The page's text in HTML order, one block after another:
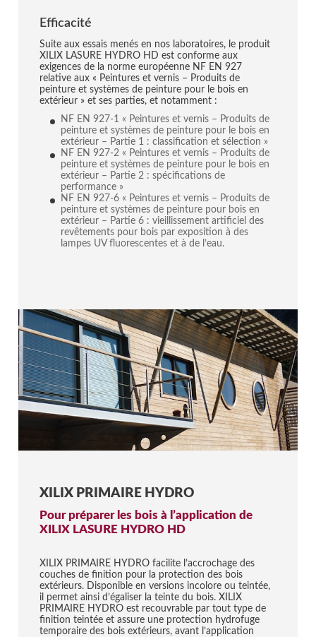
XILIX PRIMAIRE HYDRO
Pour préparer les bois à l’application de
XILIX LASURE HYDRO HD
XILIX PRIMAIRE HYDRO facilite l’accrochage des
couches de finition pour la protection des bois
extérieurs. Disponible en versions incolore ou teintée,
il permet ainsi d’égaliser la teinte du bois. XILIX
PRIMAIRE HYDRO est recouvrable par tout type de
finition teintée et assure une protection hydrofuge
temporaire des bois extérieurs, avant l’application
Efficacité
Suite aux essais menés en nos laboratoires, le produit
XILIX LASURE HYDRO HD est conforme aux
exigences de la norme européenne NF EN 927
relative aux « Peintures et vernis – Produits de
peinture et systèmes de peinture pour le bois en
extérieur » et ses parties, et notamment :
NF EN 927-1 « Peintures et vernis – Produits de
peinture et systèmes de peinture pour le bois en
extérieur – Partie 1 : classification et sélection »
NF EN 927-2 « Peintures et vernis – Produits de
peinture et systèmes de peinture pour le bois en
extérieur – Partie 2 : spécifications de
performance »
NF EN 927-6 « Peintures et vernis – Produits de
peinture et systèmes de peinture pour bois en
extérieur – Partie 6 : vieillissement artificiel des
revêtements pour bois par exposition à des
lampes UV fluorescentes et à de l’eau.